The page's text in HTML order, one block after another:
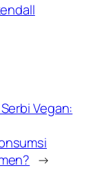
Vegan:
→